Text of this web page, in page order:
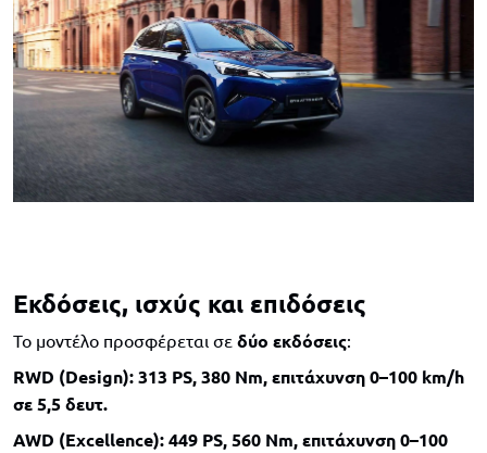
Εκδόσεις, ισχύς και επιδόσεις
Το μοντέλο προσφέρεται σε δύο εκδόσεις:
RWD (Design): 313 PS, 380 Nm, επιτάχυνση 0–100 km/h
σε 5,5 δευτ.
AWD (Excellence): 449 PS, 560 Nm, επιτάχυνση 0–100